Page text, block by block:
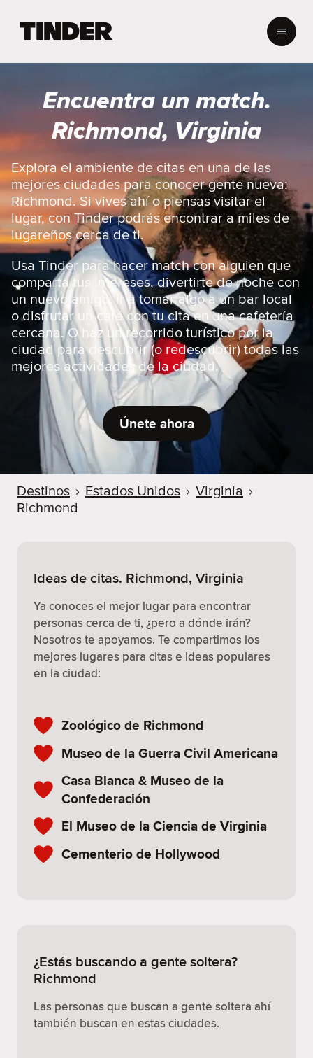
o
e
i
n
d
e
r
Encuentra un match.
Richmond, Virginia
Explora el ambiente de citas en una de las
mejores ciudades para conocer gente nueva:
Richmond. Si vives ahí o piensas visitar el
lugar, con Tinder podrás encontrar a miles de
lugareños cerca de ti.
Usa Tinder para hacer match con alguien que
comparta tus intereses, divertirte de noche con
un nuevo amigo, ir a tomar algo a un bar local
o disfrutar un café con tu cita en una cafetería
cercana. O haz un recorrido turístico por la
ciudad para descubrir (o redescubrir) todas las
mejores actividades de la ciudad.
Únete ahora
Destinos › Estados Unidos › Virginia ›
Richmond
Ideas de citas. Richmond, Virginia
Ya conoces el mejor lugar para encontrar
personas cerca de ti, ¿pero a dónde irán?
Nosotros te apoyamos. Te compartimos los
mejores lugares para citas e ideas populares
en la ciudad:
Zoológico de Richmond
Museo de la Guerra Civil Americana
Casa Blanca & Museo de la
Confederación
El Museo de la Ciencia de Virginia
Cementerio de Hollywood
¿Estás buscando a gente soltera?
Richmond
Las personas que buscan a gente soltera ahí
también buscan en estas ciudades.